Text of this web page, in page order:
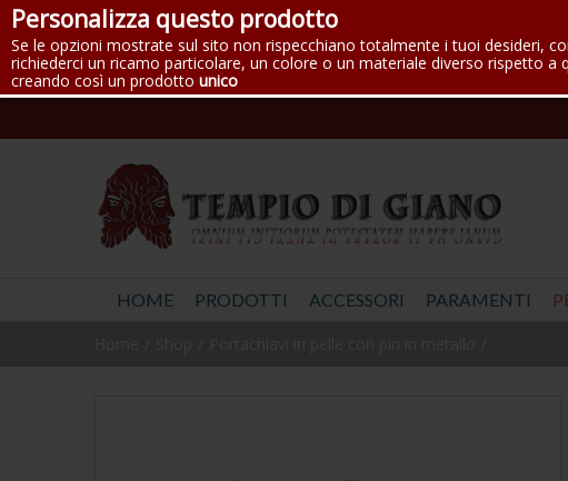
HOME PRODOTTI ACCESSORI PARAMENTI
Personalizza questo prodotto
Se le opzioni mostrate sul sito non rispecchiano totalmente i tuoi desideri,
richiederci un ricamo particolare, un colore o un materiale diverso rispetto
creando così un prodotto unico